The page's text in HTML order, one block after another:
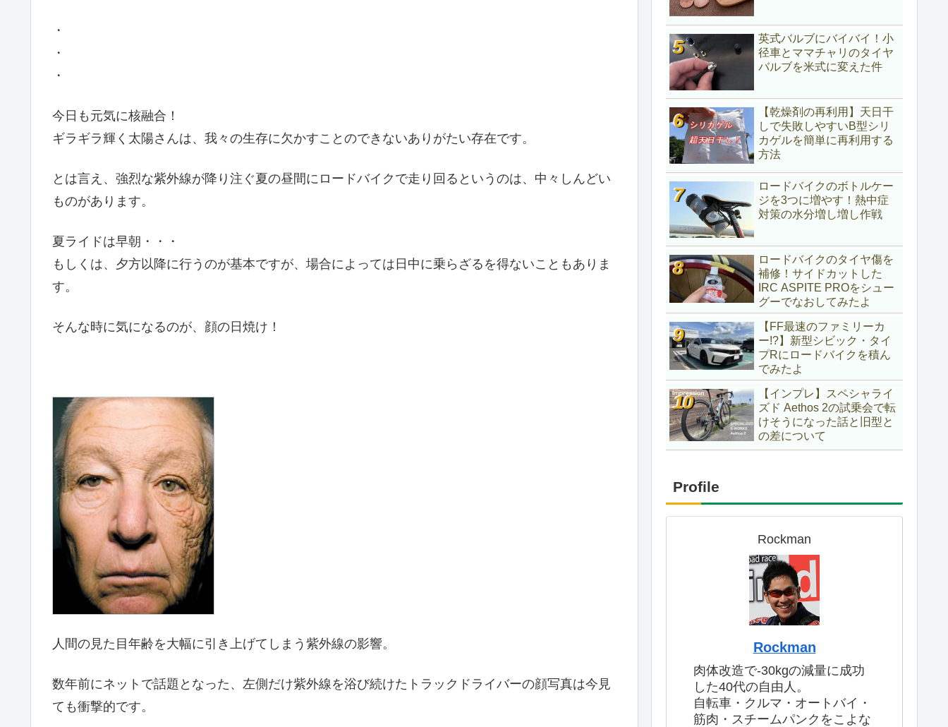
・
・
・
今日も元気に核融合！
ギラギラ輝く太陽さんは、我々の生存に欠かすことのできないありがたい存在です。
とは言え、強烈な紫外線が降り注ぐ夏の昼間にロードバイクで走り回るというのは、中々しんどい
ものがあります。
夏ライドは早朝・・・
もしくは、夕方以降に行うのが基本ですが、場合によっては日中に乗らざるを得ないこともありま
す。
そんな時に気になるのが、顔の日焼け！
人間の見た目年齢を大幅に引き上げてしまう紫外線の影響。
数年前にネットで話題となった、左側だけ紫外線を浴び続けたトラックドライバーの顔写真は今見
ても衝撃的です。
英式バルブにバイバイ！小
径車とママチャリのタイヤ
バルブを米式に変えた件
【乾燥剤の再利用】天日干
しで失敗しやすいB型シリ
カゲルを簡単に再利用する
方法
ロードバイクのボトルケー
ジを3つに増やす！熱中症
対策の水分増し増し作戦
ロードバイクのタイヤ傷を
補修！サイドカットした
IRC ASPITE PROをシュー
グーでなおしてみたよ
【FF最速のファミリーカ
ー!?】新型シビック・タイ
プRにロードバイクを積ん
でみたよ
【インプレ】スペシャライ
ズド Aethos 2の試乗会で転
けそうになった話と旧型と
の差について
Profile
Rockman
Rockman
肉体改造で-30kgの減量に成功
した40代の自由人。
自転車・クルマ・オートバイ・
筋肉・スチームパンクをこよな